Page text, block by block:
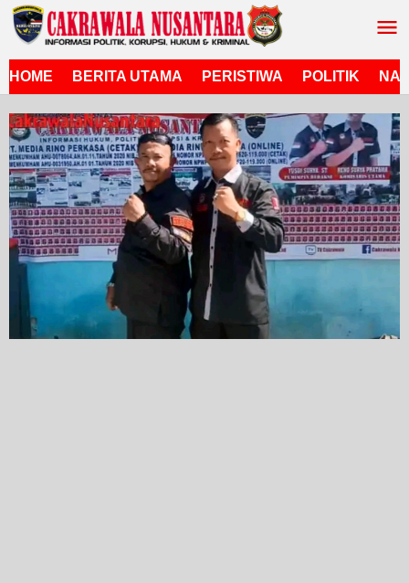
Lewati
ke
HOME
BERITA UTAMA PERISTIWA POLITIK